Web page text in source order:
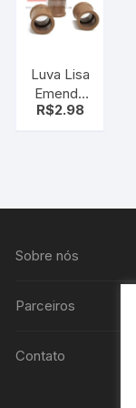
Luva Lisa
Emenda
cano 3/4
R$2.98
Sobre nós
Parceiros
Contato